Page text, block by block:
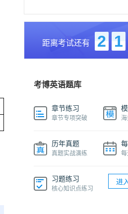
中国社会科学院大学真题合集
国防科技大学历年真题
中央美术学院历年真题
距离考试还有 2 1
考博英语题库
章节练习
章节专项突破 海
历年真题
真题实战演练
习题练习
核心知识点练习
进